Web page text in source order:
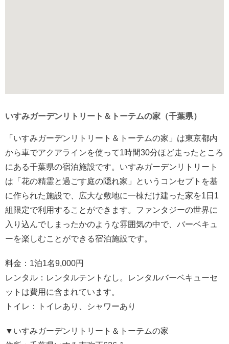
いすみガーデンリトリート＆トーテムの家（千葉県）
「いすみガーデンリトリート＆トーテムの家」は東京都内
から車でアクアラインを使って1時間30分ほど走ったところ
にある千葉県の宿泊施設です。いすみガーデンリトリート
は「花の精霊と過ごす庭の隠れ家」というコンセプトを基
に作られた施設で、広大な敷地に一棟だけ建った家を1日1
組限定で利用することができます。ファンタジーの世界に
入り込んでしまったかのような雰囲気の中で、バーベキュ
ーを楽しむことができる宿泊施設です。
料金：1泊1名9,000円
レンタル：レンタルテントなし。レンタルバーベキューセ
ットは費用に含まれています。
トイレ：トイレあり、シャワーあり
▼ いすみガーデンリトリート＆トーテムの家